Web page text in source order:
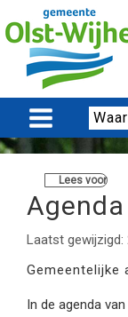
Lees voor
Laatst gewijzigd:
Gemeentelijke
In de agenda